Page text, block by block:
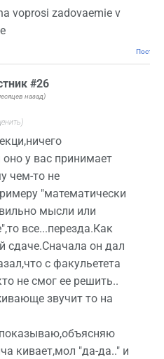
voprosi zadovaemie v
#26
назад)
оно у вас принимает
чем-то не
"математически
мысли или
все...перезда.Как
сдаче.Сначала он дал
с факульетета
не смог ее решить..
звучит то на
кивает,мол "да-да.." и